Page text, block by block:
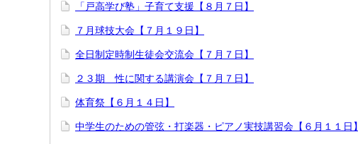
「戸高学び塾」子育て支援【８月７日】
７月球技大会【７月１９日】
全日制定時制生徒会交流会【７月７日】
２３期 性に関する講演会【７月７日】
体育祭【６月１４日】
中学生のための管弦・打楽器・ピアノ実技講習会【６月１１日】